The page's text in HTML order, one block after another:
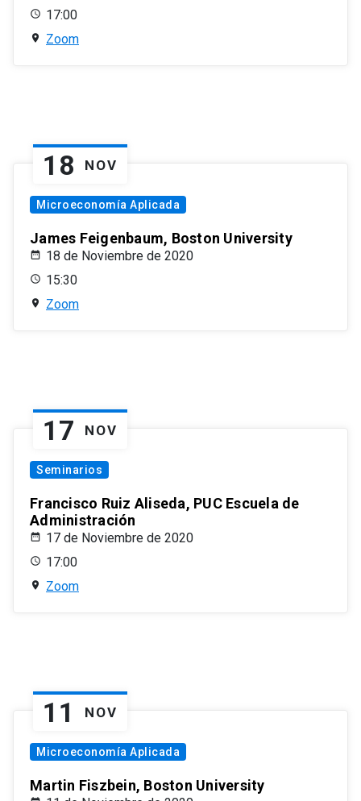
17:00
Zoom
18 NOV
Microeconomía Aplicada
James Feigenbaum, Boston University
18 de Noviembre de 2020
15:30
Zoom
17 NOV
Seminarios
Francisco Ruiz Aliseda, PUC Escuela de
Administración
17 de Noviembre de 2020
17:00
Zoom
11 NOV
Microeconomía Aplicada
Martin Fiszbein, Boston University